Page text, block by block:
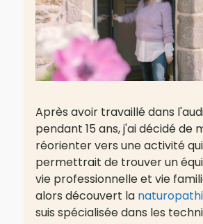
Après avoir travaillé dans
pendant 15 ans, j'ai décidé de
réorienter vers une activité
permettrait de trouver un
vie professionnelle et vie
alors découvert la
suis spécialisée dans les